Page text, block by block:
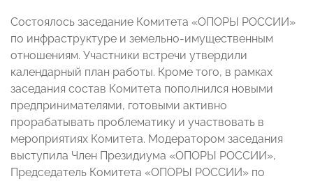
Состоялось заседание Комитета «ОПОРЫ РОССИИ»
по инфраструктуре и земельно-имущественным
отношениям. Участники встречи утвердили
календарный план работы. Кроме того, в рамках
заседания состав Комитета пополнился новыми
предпринимателями, готовыми активно
прорабатывать проблематику и участвовать в
мероприятиях Комитета. Модератором заседания
выступила Член Президиума «ОПОРЫ РОССИИ»,
Председатель Комитета «ОПОРЫ РОССИИ» по